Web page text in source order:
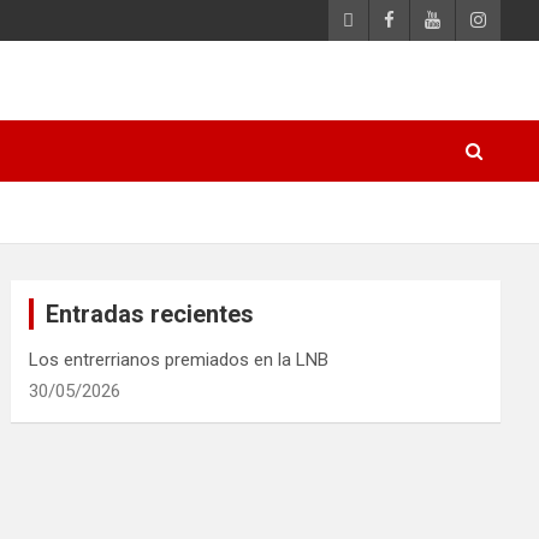
Entradas recientes
Los entrerrianos premiados en la LNB
30/05/2026